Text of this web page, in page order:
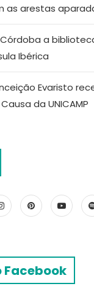
as arestas
a
Ibérica
Evaristo
da UNICAMP
Facebook